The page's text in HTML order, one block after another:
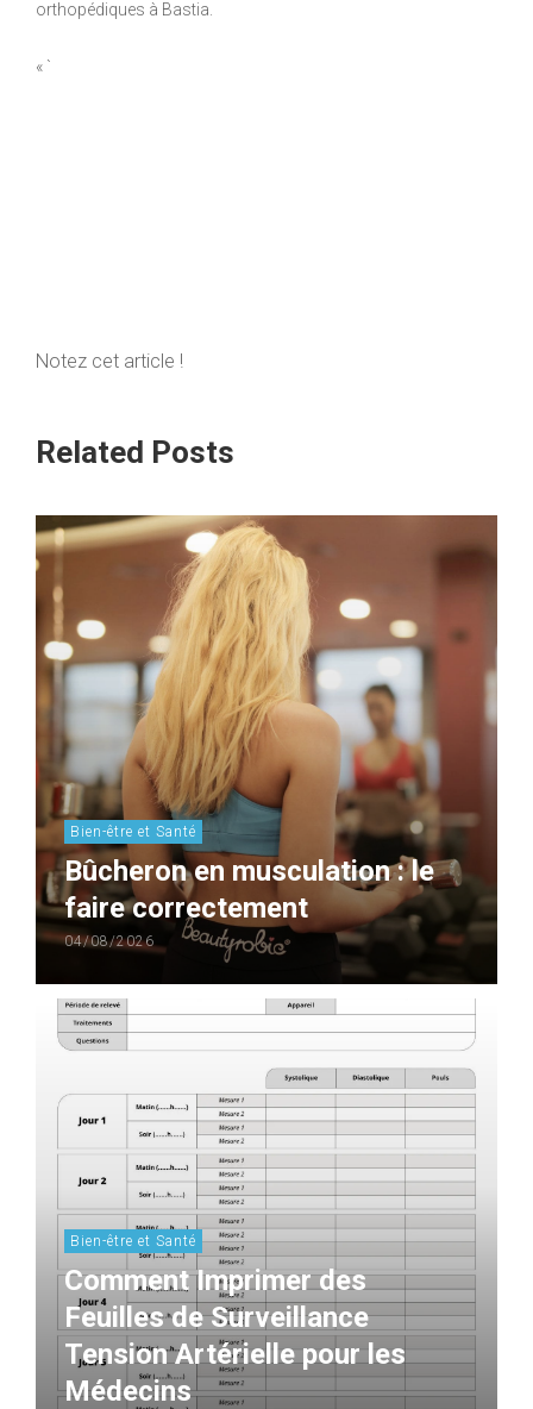
orthopédiques à Bastia.
« `
Notez cet article !
Related Posts
Bien-être et Santé
Bûcheron en musculation : le
faire correctement
04/08/2026
Bien-être et Santé
Comment Imprimer des
Feuilles de Surveillance
Tension Artérielle pour les
Médecins